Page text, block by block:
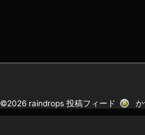
©2026 raindrops投稿フィード